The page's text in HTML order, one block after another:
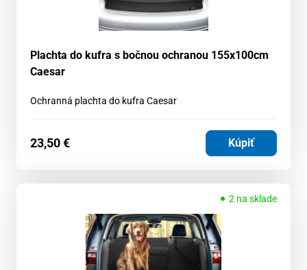
Plachta do kufra s bočnou ochranou 155x100cm
Caesar
Ochranná plachta do kufra Caesar
23,50€ Kúpiť
2 na sklade